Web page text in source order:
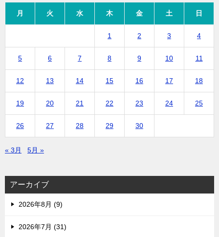
月 火 水 木 金 土 日
1 2 3 4
5 6 7 8 9 10 11
12 13 14 15 16 17 18
19 20 21 22 23 24 25
26 27 28 29 30
« 3月 5月 »
アーカイブ
2026年8月 (9)
2026年7月 (31)